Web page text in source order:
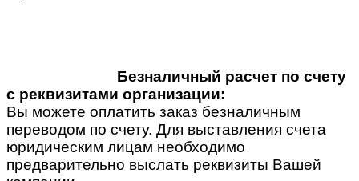
Безналичный расчет по счету
с реквизитами организации:
Вы можете оплатить заказ безналичным
переводом по счету. Для выставления счета
юридическим лицам необходимо
предварительно выслать реквизиты Вашей